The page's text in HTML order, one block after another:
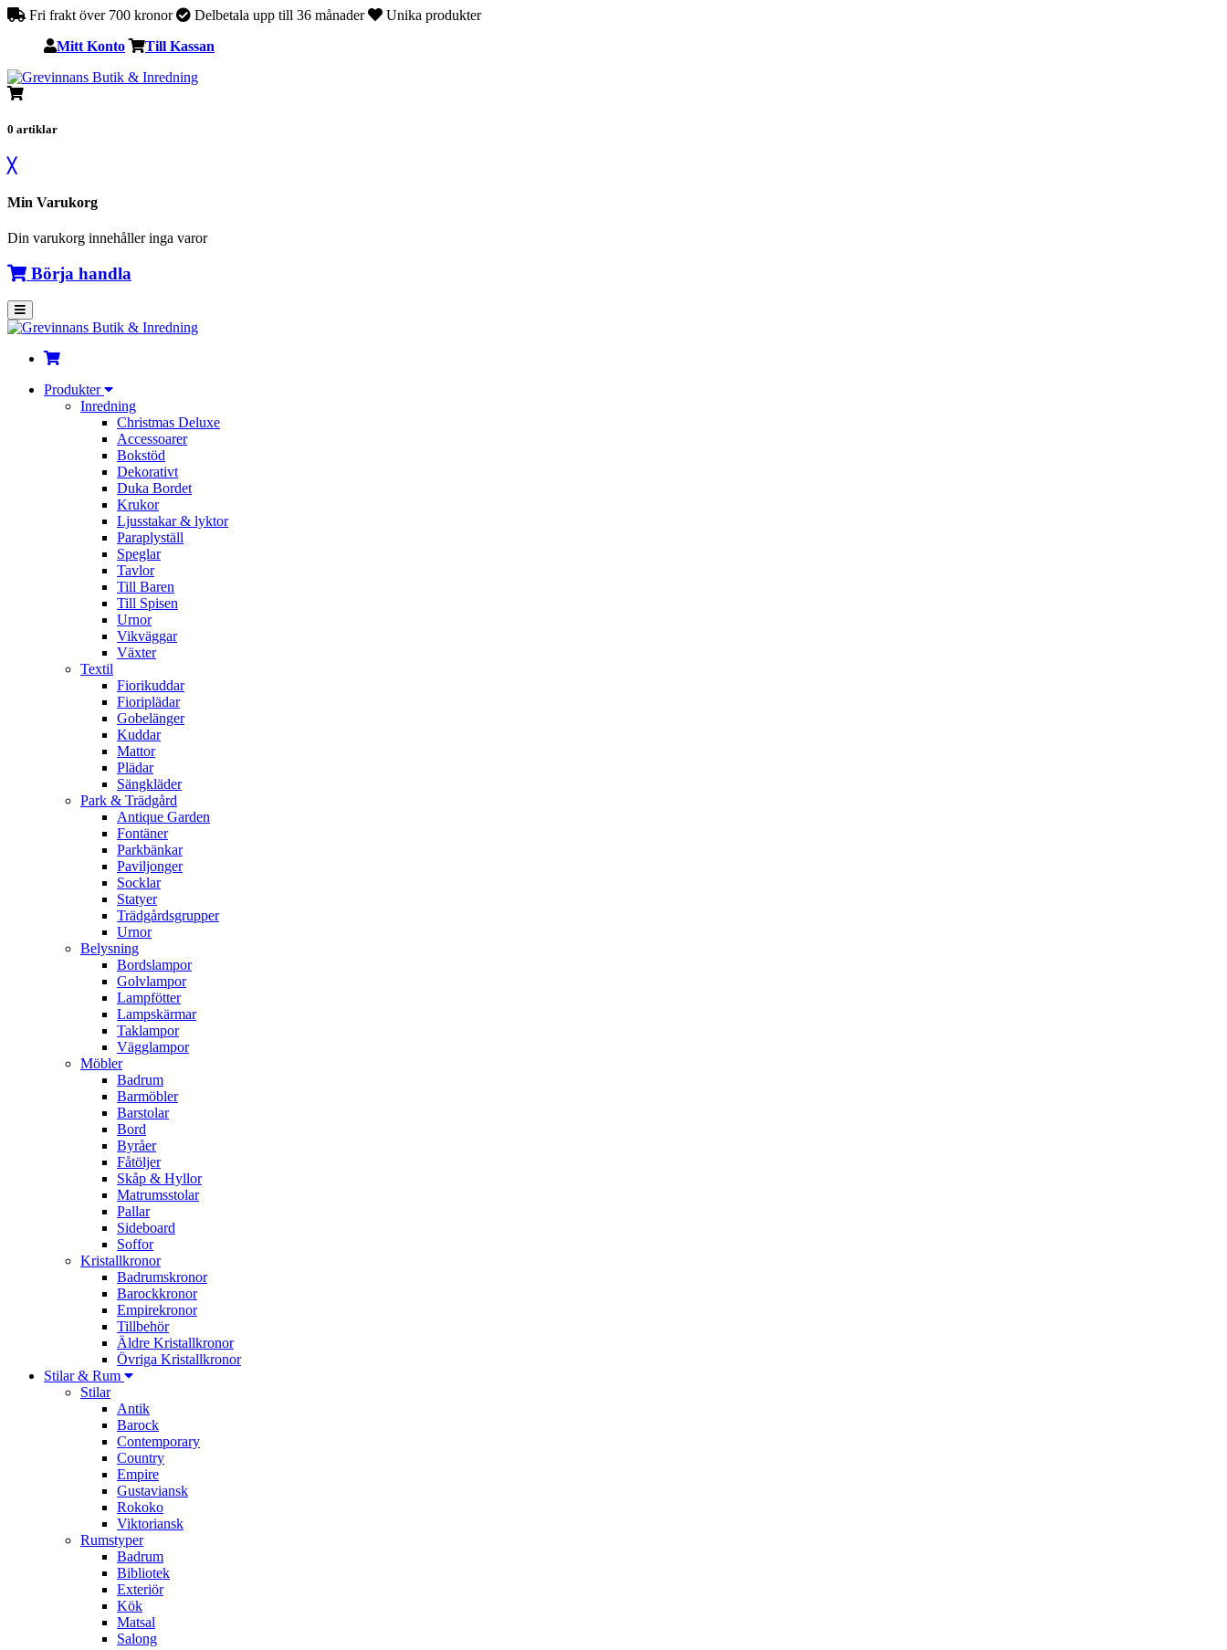
Fri frakt över 700 kronor Delbetala upp till 36 månader Unika produkter
Mitt Konto Till Kassan
0 artiklar
╳
Min Varukorg
Din varukorg innehåller inga varor
Börja handla
Produkter
Inredning
Christmas Deluxe
Accessoarer
Bokstöd
Dekorativt
Duka Bordet
Krukor
Ljusstakar & lyktor
Paraplyställ
Speglar
Tavlor
Till Baren
Till Spisen
Urnor
Vikväggar
Växter
Textil
Fiorikuddar
Fioriplädar
Gobelänger
Kuddar
Mattor
Plädar
Sängkläder
Park & Trädgård
Antique Garden
Fontäner
Parkbänkar
Paviljonger
Socklar
Statyer
Trädgårdsgrupper
Urnor
Belysning
Bordslampor
Golvlampor
Lampfötter
Lampskärmar
Taklampor
Vägglampor
Möbler
Badrum
Barmöbler
Barstolar
Bord
Byråer
Fåtöljer
Skåp & Hyllor
Matrumsstolar
Pallar
Sideboard
Soffor
Kristallkronor
Badrumskronor
Barockkronor
Empirekronor
Tillbehör
Äldre Kristallkronor
Övriga Kristallkronor
Stilar & Rum
Stilar
Antik
Barock
Contemporary
Country
Empire
Gustaviansk
Rokoko
Viktoriansk
Rumstyper
Badrum
Bibliotek
Exteriör
Kök
Matsal
Salong